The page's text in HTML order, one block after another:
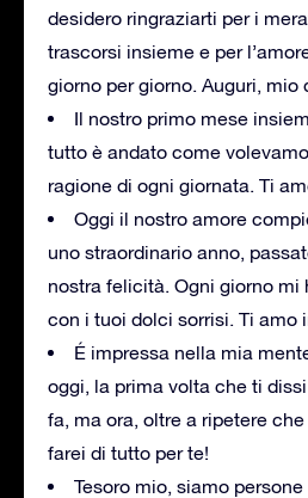
desidero ringraziarti per i
trascorsi insieme e per
giorno per giorno. Auguri, mio
Il nostro primo mese
tutto è andato come
ragione di ogni giornata. Ti
Oggi il nostro amore
uno straordinario anno,
nostra felicità. Ogni giorno mi
con i tuoi dolci sorrisi. Ti amo
É impressa nella mia
oggi, la prima volta che ti
fa, ma ora, oltre a ripetere
farei di tutto per te!
Tesoro mio, siamo